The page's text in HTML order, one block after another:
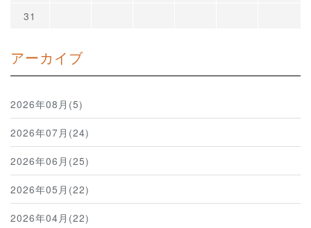
31
アーカイブ
2026年08月(5)
2026年07月(24)
2026年06月(25)
2026年05月(22)
2026年04月(22)